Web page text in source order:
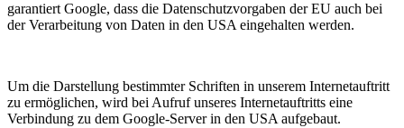
garantiert Google, dass die Datenschutzvorgaben der EU auch bei
der Verarbeitung von Daten in den USA eingehalten werden.
Um die Darstellung bestimmter Schriften in unserem Internetauftritt
zu ermöglichen, wird bei Aufruf unseres Internetauftritts eine
Verbindung zu dem Google-Server in den USA aufgebaut.